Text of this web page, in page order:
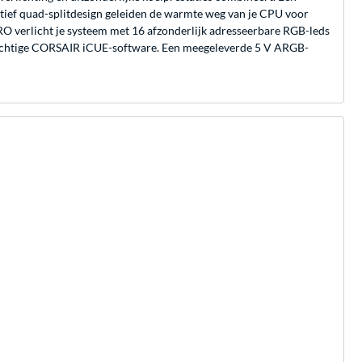
quad-splitdesign geleiden de warmte weg van je CPU voor
verlicht je systeem met 16 afzonderlijk adresseerbare RGB-leds
CORSAIR iCUE-software. Een meegeleverde 5 V ARGB-